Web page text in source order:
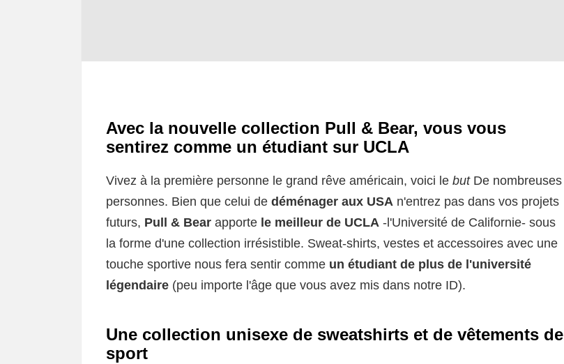
Avec la nouvelle collection Pull & Bear, vous vous
sentirez comme un étudiant sur UCLA
Vivez à la première personne le grand rêve américain, voici le but De nombreuses
personnes. Bien que celui de déménager aux USA n'entrez pas dans vos projets
futurs, Pull & Bear apporte le meilleur de UCLA -l'Université de Californie- sous
la forme d'une collection irrésistible. Sweat-shirts, vestes et accessoires avec une
touche sportive nous fera sentir comme un étudiant de plus de l'université
légendaire (peu importe l'âge que vous avez mis dans notre ID).
Une collection unisexe de sweatshirts et de vêtements de
sport